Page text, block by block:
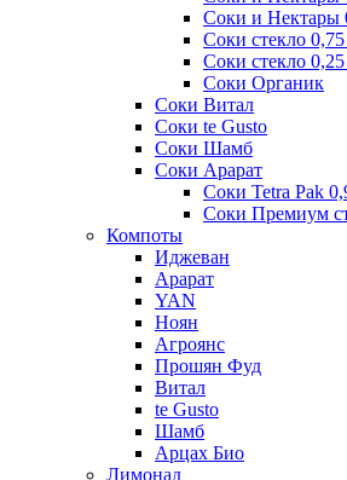
Соки и Нектары
Соки стекло
Соки стекло
Соки Органик
Соки Витал
Соки te Gusto
Соки Шамб
Соки Арарат
Соки Tetra Pak
Соки Премиум
Компоты
Иджеван
Арарат
YAN
Ноян
Агроянс
Прошян Фуд
Витал
te Gusto
Шамб
Арцах Био
Лимонад